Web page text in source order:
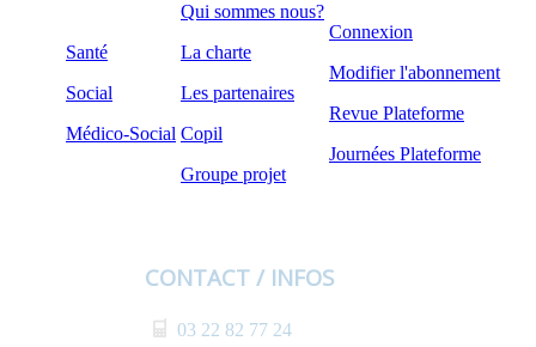
Santé
Social
Médico-Social
Qui sommes nous?
La charte
Les partenaires
Copil
Groupe projet
Connexion
Modifier l'abonnement
Revue Plateforme
Journées Plateforme
CONTACT / INFOS
03 22 82 77 24